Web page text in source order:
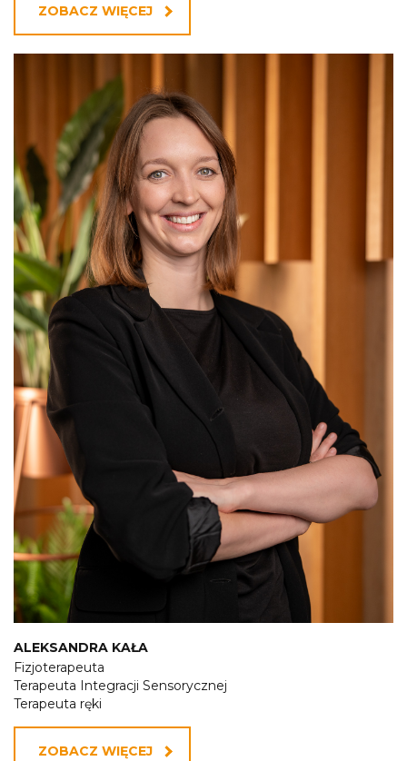
ZOBACZ WIĘCEJ
ALEKSANDRA KAŁA
Fizjoterapeuta
Terapeuta Integracji Sensorycznej
Terapeuta ręki
ZOBACZ WIĘCEJ